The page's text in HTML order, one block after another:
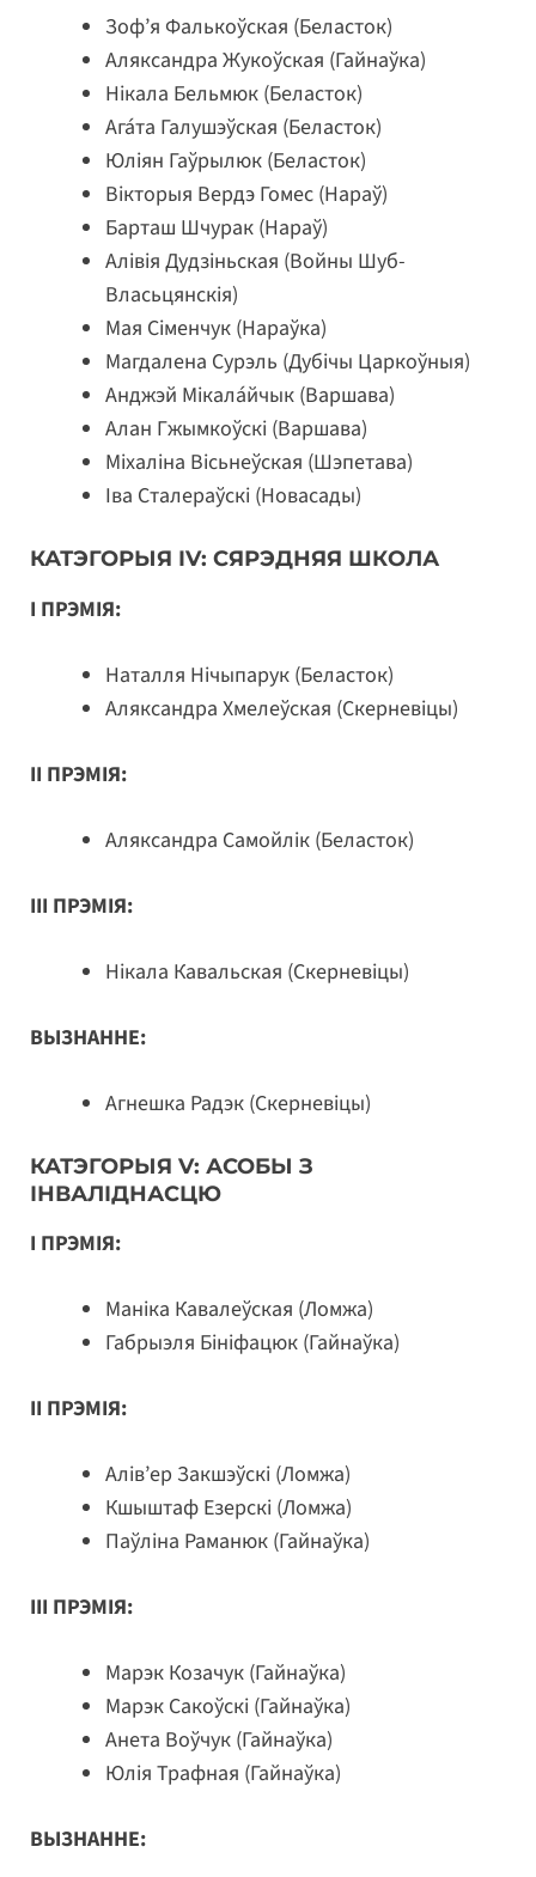
Зоф’я Фалькоўская (Беласток)
Аляксандра Жукоўская (Гайнаўка)
Нікала Бельмюк (Беласток)
Ага́та Галушэўская (Беласток)
Юліян Гаўрылюк (Беласток)
Вікторыя Вердэ Гомес (Нараў)
Барташ Шчурак (Нараў)
Алівія Дудзіньская (Войны Шуб-
Власьцянскія)
Мая Сіменчук (Нараўка)
Магдалена Сурэль (Дубічы Царкоўныя)
Анджэй Мікала́йчык (Варшава)
Алан Гжымкоўскі (Варшава)
Міхаліна Вісьнеўская (Шэпетава)
Іва Сталераўскі (Новасады)
КАТЭГОРЫЯ IV: СЯРЭДНЯЯ ШКОЛА
I ПРЭМІЯ:
Наталля Нічыпарук (Беласток)
Аляксандра Хмелеўская (Скерневіцы)
II ПРЭМІЯ:
Аляксандра Самойлік (Беласток)
III ПРЭМІЯ:
Нікала Кавальская (Скерневіцы)
ВЫЗНАННЕ:
Агнешка Радэк (Скерневіцы)
КАТЭГОРЫЯ V: АСОБЫ З
ІНВАЛІДНАСЦЮ
I ПРЭМІЯ:
Маніка Кавалеўская (Ломжа)
Габрыэля Бініфацюк (Гайнаўка)
II ПРЭМІЯ:
Алів’ер Закшэўскі (Ломжа)
Кшыштаф Езерскі (Ломжа)
Паўліна Раманюк (Гайнаўка)
III ПРЭМІЯ:
Марэк Козачук (Гайнаўка)
Марэк Сакоўскі (Гайнаўка)
Анета Воўчук (Гайнаўка)
Юлія Трафная (Гайнаўка)
ВЫЗНАННЕ: